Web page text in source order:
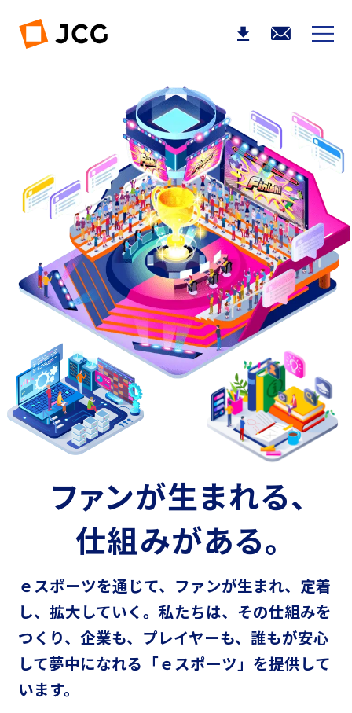
ファンが生まれる、
仕組みがある。
ｅスポーツを通じて、ファンが生まれ、定着
し、拡大していく。 私たちは、その仕組みを
つくり、企業も、プレイヤーも、 誰もが安心
して夢中になれる「ｅスポーツ」を提供して
います。